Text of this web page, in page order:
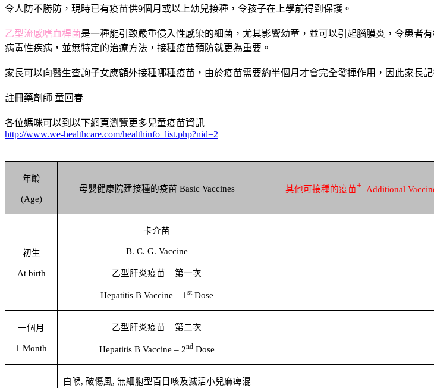
令人防不勝防，現時已有疫苗供9個月或以上幼兒接種，令孩子在上學前得到保護。
乙型流感嗜血桿菌是一種能引致嚴重侵入性感染的細菌，尤其影響幼童，並可以引起腦膜炎，令患者
病毒性疾病，並無特定的治療方法，接種疫苗預防就更為重要。
家長可以向醫生查詢子女應額外接種哪種疫苗，由於疫苗需要約半個月才會完全發揮作用，因此家長
註冊藥劑師 童回春
各位媽咪可以到以下網頁瀏覽更多兒童疫苗資訊
http://www.we-healthcare.com/healthinfo_list.php?nid=2
年齡
(Age)
母嬰健康院建接種的疫苗 Basic Vaccines 其他可接種的疫苗+ Additional
初生
At birth
卡介苗
B. C. G. Vaccine
乙型肝炎疫苗 – 第一次
Hepatitis B Vaccine – 1 stDose
一個月
1 Month
乙型肝炎疫苗 – 第二次
Hepatitis B Vaccine – 2ndDose
白喉, 破傷風, 無細胞型百日咳及滅活小兒麻痺混